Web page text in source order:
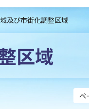
及び市街化調整区域
区域
ペ